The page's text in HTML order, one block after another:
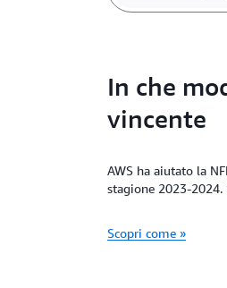
In che
vincente
AWS ha aiutato la
stagione 2023-2024.
Scopri come »